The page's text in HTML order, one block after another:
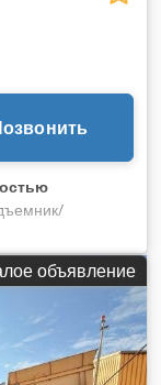
конвейера
Cjdpfx Afezq S
объявление